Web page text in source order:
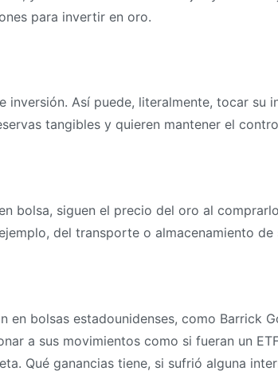
para invertir en oro.
Así puede, literalmente, tocar su
tangibles y quieren mantener el
bolsa, siguen el precio del oro al
del transporte o almacenamiento
en bolsas estadounidenses, como Barrick
a sus movimientos como si fueran un
Qué ganancias tiene, si sufrió alguna